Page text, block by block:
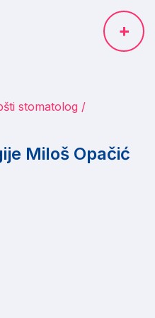
stomatolog
Miloš Opačić